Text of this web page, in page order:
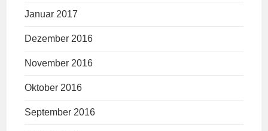
Januar 2017
Dezember 2016
November 2016
Oktober 2016
September 2016